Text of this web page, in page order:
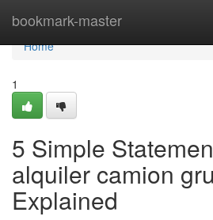
bookmark-master
Home
Home
1
5 Simple
alquiler camion
Explained